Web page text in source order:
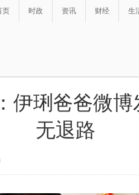
页 时政 资讯 财经 生
伊琍爸爸微
无退路